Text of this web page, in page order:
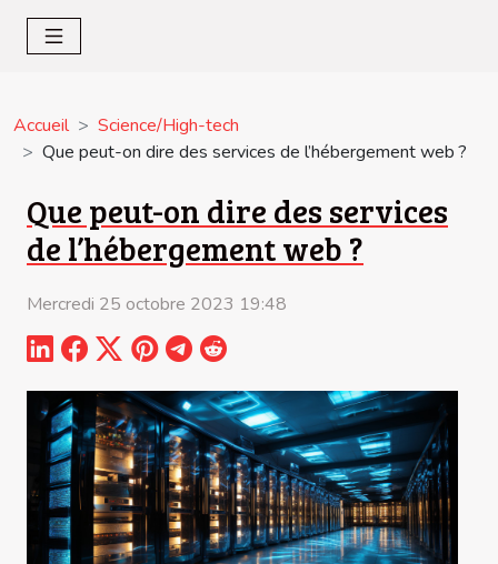
Accueil
Science/High-tech
Que peut-on dire des services de l’hébergement web ?
Que peut-on dire des services
de l’hébergement web ?
Mercredi 25 octobre 2023 19:48